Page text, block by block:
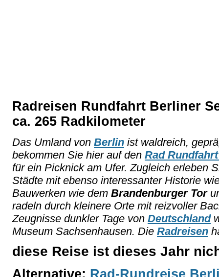
Radreisen Rundfahrt Berliner
ca. 265 Radkilometer
Das Umland von Berlin ist waldreich,
bekommen Sie hier auf den Rad Rundfahrt
für ein Picknick am Ufer. Zugleich erleben
Städte mit ebenso interessanter Historie
Bauwerken wie dem Brandenburger Tor
radeln durch kleinere Orte mit reizvoller
Zeugnisse dunkler Tage von Deutschland
Museum Sachsenhausen. Die Radreisen
diese Reise ist dieses Jahr